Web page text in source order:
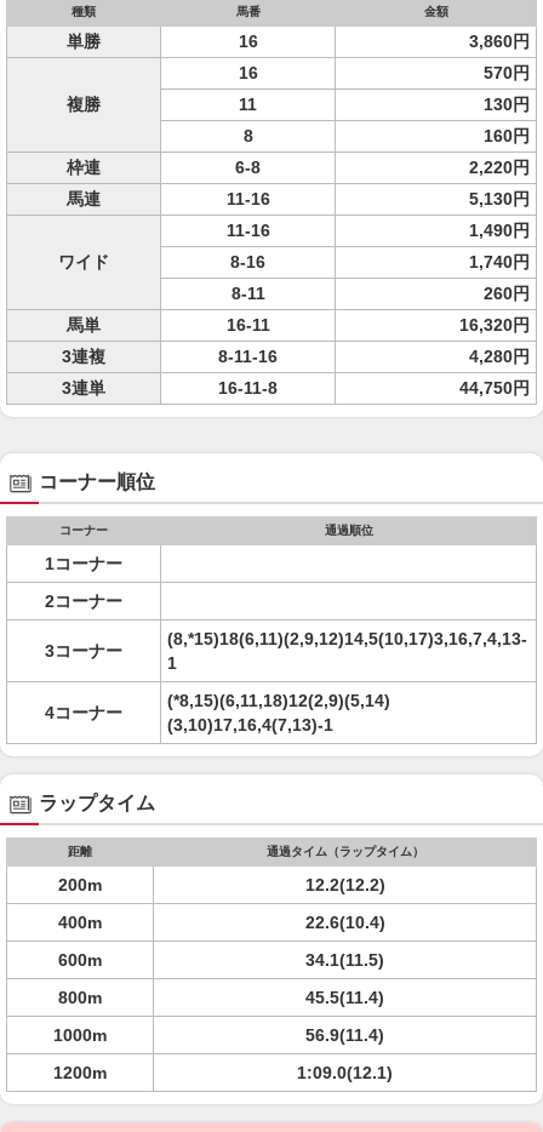
種類 馬番 金額
単勝 16 3,860円
複勝
16
570円
11
130円
8
160円
枠連
6-8
2,220円
馬連
11-16 5,130円
ワイド
11-16
1,490円
8-16
1,740円
8-11
260円
馬単
16-11
16,320円
3連複
8-11-16
4,280円
3連単
16-11-8 44,750円
コーナー順位
コーナー 通過順位
1コーナー
2コーナー
3コーナー
(8,*15)18(6,11)(2,9,12)14,5(10,17)3,16,7,4,13-
1
4コーナー
(*8,15)(6,11,18)12(2,9)(5,14)
(3,10)17,16,4(7,13)-1
ラップタイム
距離 通過タイム（ラップタイム）
200m
12.2(12.2)
400m
22.6(10.4)
600m
34.1(11.5)
800m
45.5(11.4)
1000m
56.9(11.4)
1200m
1:09.0(12.1)